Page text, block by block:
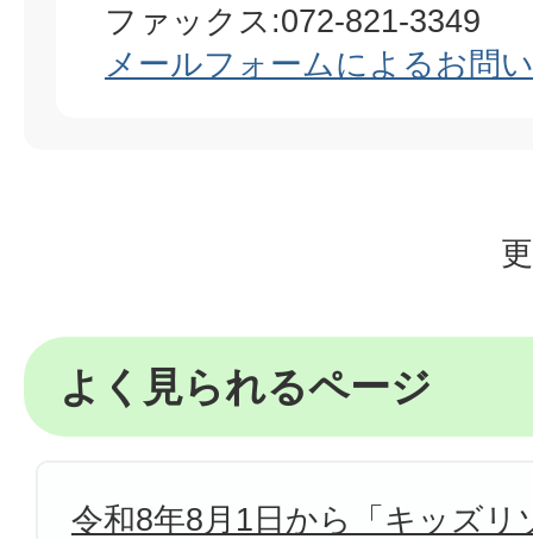
ファックス:072-821-3349
メールフォームによるお問
よく見られるページ
令和8年8月1日から「キッズリ